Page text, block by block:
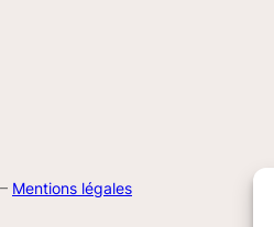
– Mentions légales